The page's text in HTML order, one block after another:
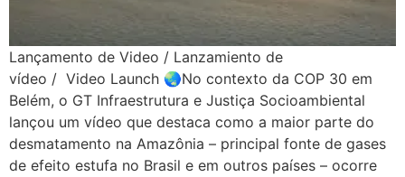
Lançamento de Video / Lanzamiento de
vídeo / Video Launch 🌏No contexto da COP 30 em
Belém, o GT Infraestrutura e Justiça Socioambiental
lançou um vídeo que destaca como a maior parte do
desmatamento na Amazônia – principal fonte de gases
de efeito estufa no Brasil e em outros países – ocorre